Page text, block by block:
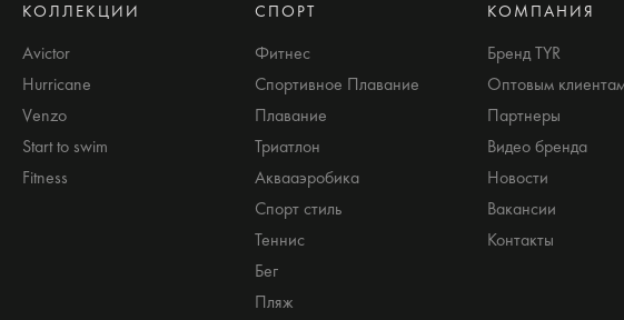
КОЛЛЕКЦИИ
Avictor
Hurricane
Venzo
Start to swim
Fitness
СПОРТ
Фитнес
Спортивное Плавание
Плавание
Триатлон
Аквааэробика
Спорт стиль
Теннис
Бег
Пляж
КОМПАНИЯ
Бренд TYR
Оптовым
Партнеры
Видео бренда
Новости
Вакансии
Контакты